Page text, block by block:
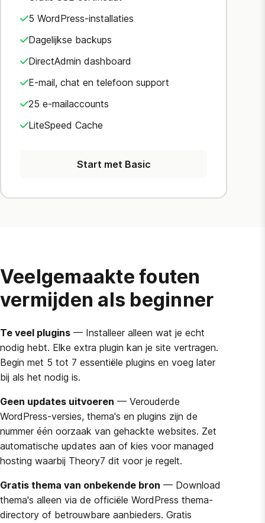
5 WordPress-installaties
Dagelijkse backups
DirectAdmin dashboard
E-mail, chat en telefoon support
25 e-mailaccounts
LiteSpeed Cache
Start met Basic
Veelgemaakte fouten
vermijden als beginner
Te veel plugins — Installeer alleen wat je echt
nodig hebt. Elke extra plugin kan je site vertragen.
Begin met 5 tot 7 essentiële plugins en voeg later
bij als het nodig is.
Geen updates uitvoeren — Verouderde
WordPress-versies, thema's en plugins zijn de
nummer één oorzaak van gehackte websites. Zet
automatische updates aan of kies voor managed
hosting waarbij Theory7 dit voor je regelt.
Gratis thema van onbekende bron — Download
thema's alleen via de officiële WordPress thema-
directory of betrouwbare aanbieders. Gratis